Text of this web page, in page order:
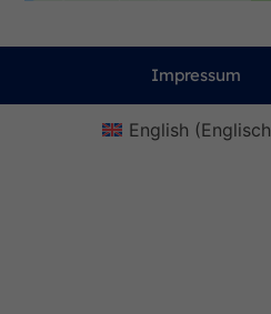
Impressum
English (Englisch